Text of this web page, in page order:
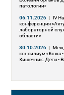
патологии»
06.11.2026 | IV
конференция
лабораторной
области»
30.10.2026 |
консилиум «Кожа
Кишечник. Дети -